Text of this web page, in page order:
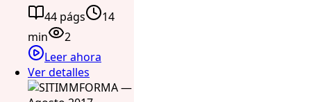
44 págs
14
min
2
Leer ahora
Ver detalles